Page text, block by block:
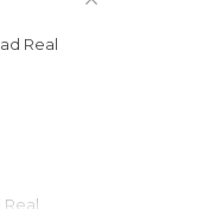
Real
Real